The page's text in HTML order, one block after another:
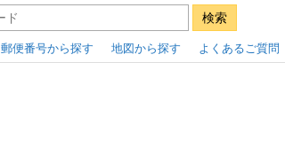
郵便番号から探す 地図から探す よくあるご質問